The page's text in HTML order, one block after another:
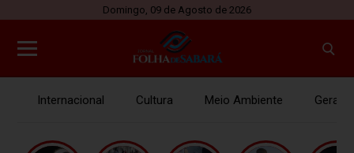
Domingo, 09 de Agosto de 2026
Internacional Cultura Meio Ambiente Gerais